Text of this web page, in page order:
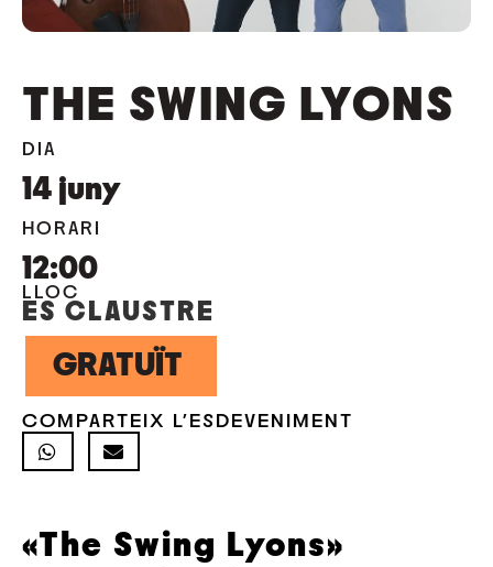
THE SWING LYONS
DIA
14 juny
HORARI
12:00
LLOC
ES CLAUSTRE
GRATUÏT
COMPARTEIX L'ESDEVENIMENT
«The Swing Lyons»